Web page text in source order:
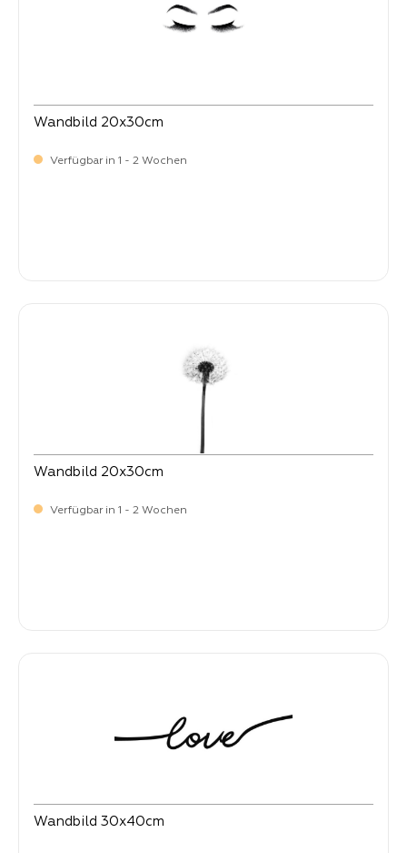
Wandbild 20x30cm
Verfügbar in 1 - 2 Wochen
Wandbild 20x30cm
Verfügbar in 1 - 2 Wochen
Wandbild 30x40cm